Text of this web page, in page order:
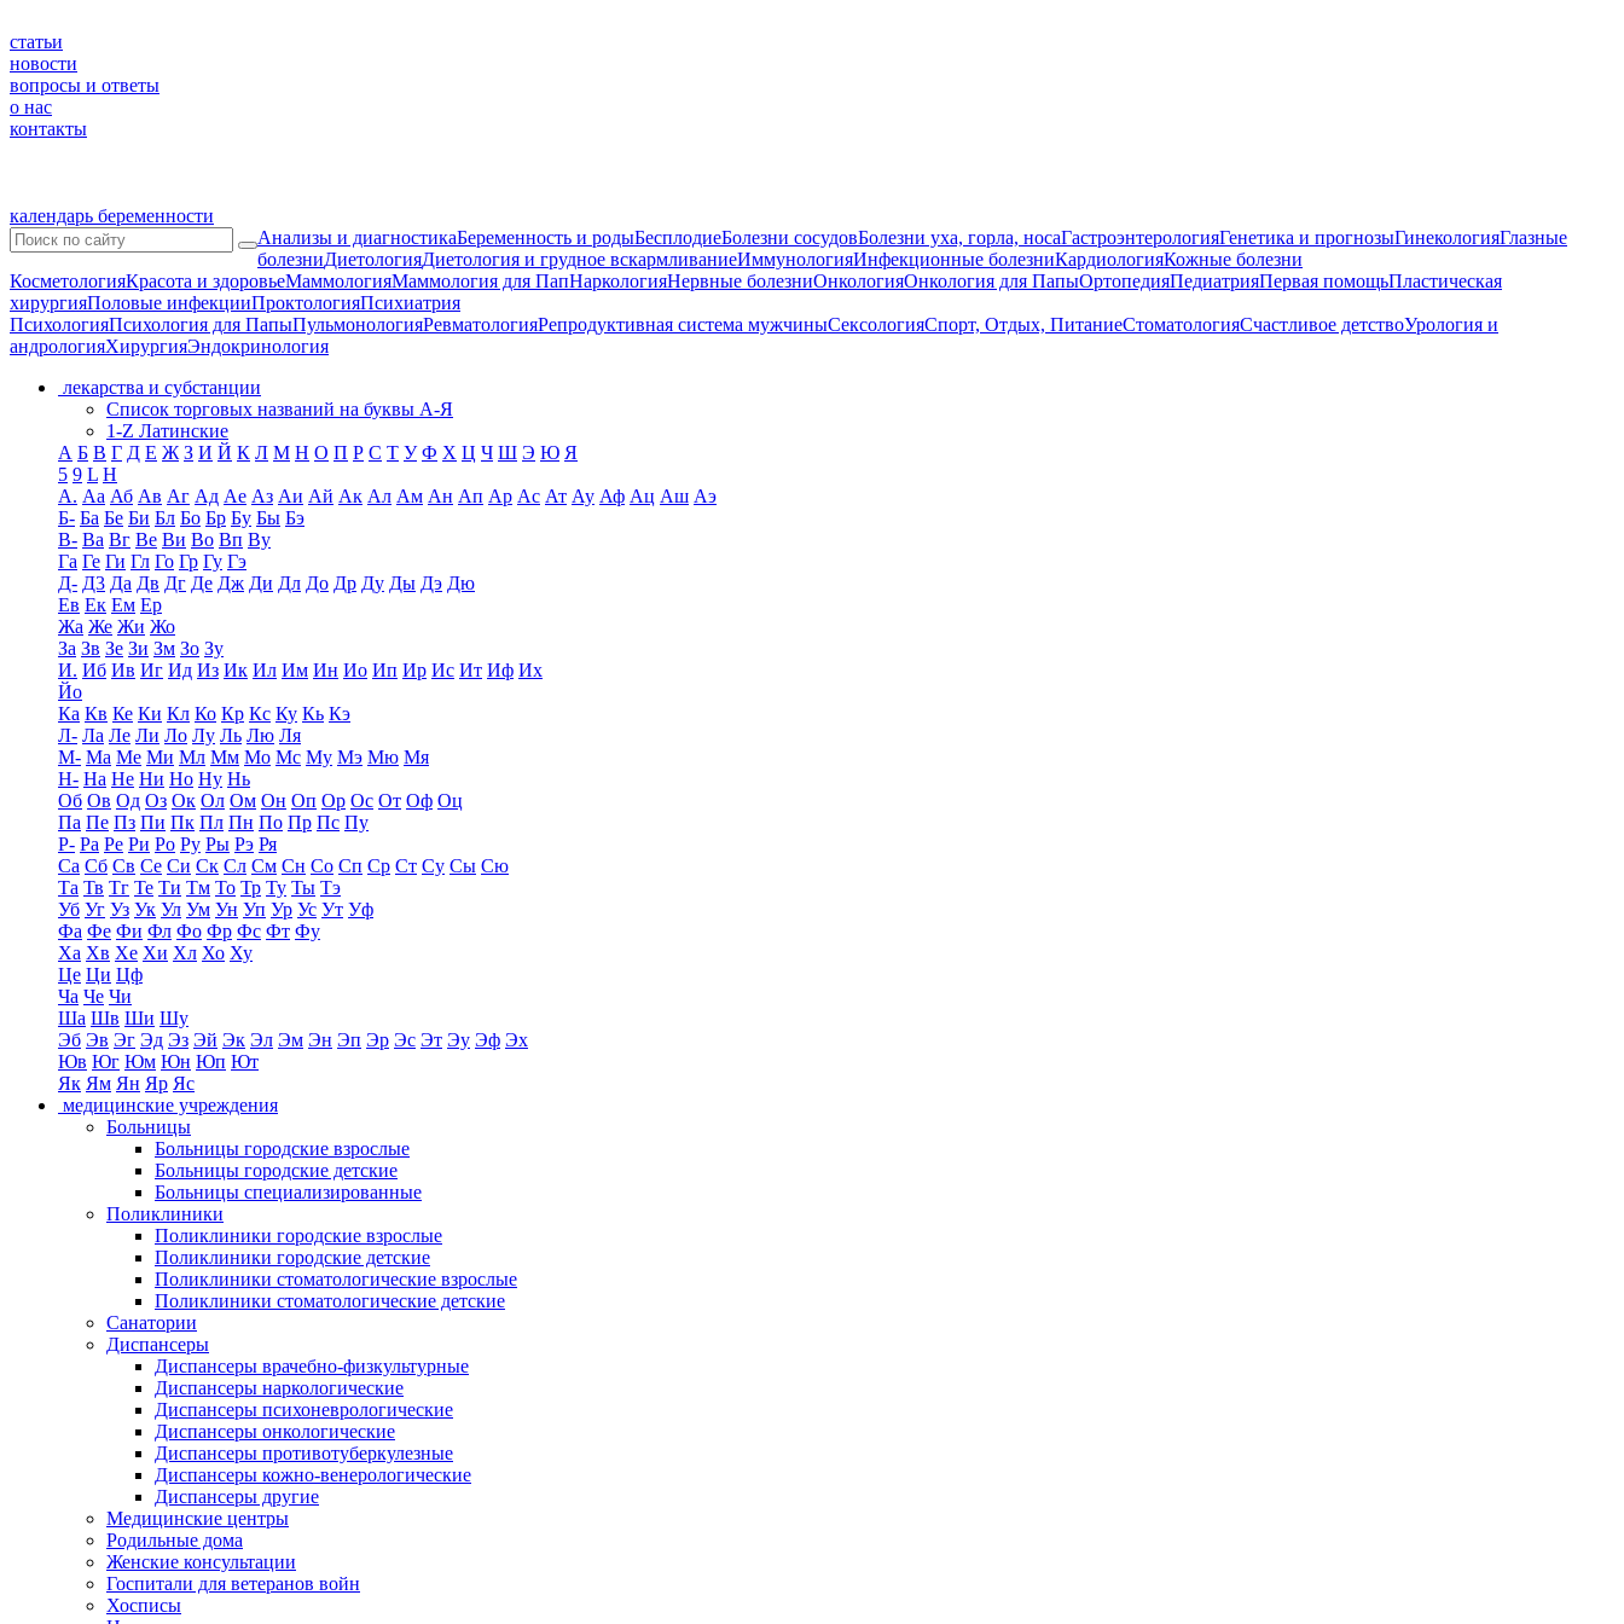
статьи
новости
вопросы и ответы
о нас
контакты
календарь беременности
Анализы и диагностикаБеременность и родыБесплодиеБолезни сосудовБолезни уха, горла, носаГастроэнтерологияГенетика и прогнозыГинекологияГлазные
болезниДиетологияДиетология и грудное вскармливаниеИммунологияИнфекционные болезниКардиологияКожные болезни
КосметологияКрасота и здоровьеМаммологияМаммология для ПапНаркологияНервные болезниОнкологияОнкология для ПапыОртопедияПедиатрияПервая помощьПластическая
хирургияПоловые инфекцииПроктологияПсихиатрия
ПсихологияПсихология для ПапыПульмонологияРевматологияРепродуктивная система мужчиныСексологияСпорт, Отдых, ПитаниеСтоматологияСчастливое детствоУрология и
андрологияХирургияЭндокринология
лекарства и субстанции
Список торговых названий на буквы А-Я
1-Z Латинские
А Б В Г Д Е Ж З И Й К Л М Н О П Р С Т У Ф Х Ц Ч Ш Э Ю Я
5 9 L H
А. Аа Аб Ав Аг Ад Ае Аз Аи Ай Ак Ал Ам Ан Ап Ар Ас Ат Ау Аф Ац Аш Аэ
Б- Ба Бе Би Бл Бо Бр Бу Бы Бэ
В- Ва Вг Ве Ви Во Вп Ву
Га Ге Ги Гл Го Гр Гу Гэ
Д- Д3 Да Дв Дг Де Дж Ди Дл До Др Ду Ды Дэ Дю
Ев Ек Ем Ер
Жа Же Жи Жо
За Зв Зе Зи Зм Зо Зу
И. Иб Ив Иг Ид Из Ик Ил Им Ин Ио Ип Ир Ис Ит Иф Их
Йо
Ка Кв Ке Ки Кл Ко Кр Кс Ку Кь Кэ
Л- Ла Ле Ли Ло Лу Ль Лю Ля
М- Ма Ме Ми Мл Мм Мо Мс Му Мэ Мю Мя
Н- На Не Ни Но Ну Нь
Об Ов Од Оз Ок Ол Ом Он Оп Ор Ос От Оф Оц
Па Пе Пз Пи Пк Пл Пн По Пр Пс Пу
Р- Ра Ре Ри Ро Ру Ры Рэ Ря
Са Сб Св Се Си Ск Сл См Сн Со Сп Ср Ст Су Сы Сю
Та Тв Тг Те Ти Тм То Тр Ту Ты Тэ
Уб Уг Уз Ук Ул Ум Ун Уп Ур Ус Ут Уф
Фа Фе Фи Фл Фо Фр Фс Фт Фу
Ха Хв Хе Хи Хл Хо Ху
Це Ци Цф
Ча Че Чи
Ша Шв Ши Шу
Эб Эв Эг Эд Эз Эй Эк Эл Эм Эн Эп Эр Эс Эт Эу Эф Эх
Юв Юг Юм Юн Юп Ют
Як Ям Ян Яр Яс
медицинские учреждения
Больницы
Больницы городские взрослые
Больницы городские детские
Больницы специализированные
Поликлиники
Поликлиники городские взрослые
Поликлиники городские детские
Поликлиники стоматологические взрослые
Поликлиники стоматологические детские
Санатории
Диспансеры
Диспансеры врачебно-физкультурные
Диспансеры наркологические
Диспансеры психоневрологические
Диспансеры онкологические
Диспансеры противотуберкулезные
Диспансеры кожно-венерологические
Диспансеры другие
Медицинские центры
Родильные дома
Женские консультации
Госпитали для ветеранов войн
Хосписы